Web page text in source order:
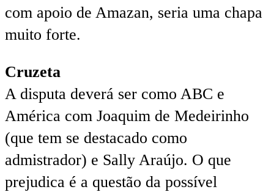
com apoio de Amazan, seria uma chapa
muito forte.
Cruzeta
A disputa deverá ser como ABC e
América com Joaquim de Medeirinho
(que tem se destacado como
admistrador) e Sally Araújo. O que
prejudica é a questão da possível